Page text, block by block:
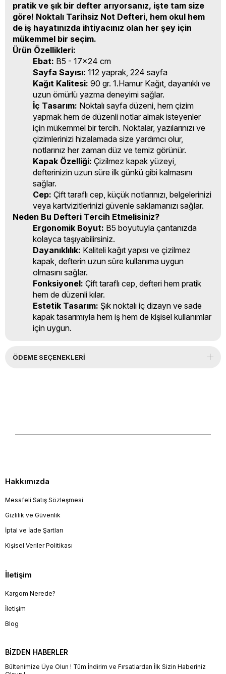
pratik ve şık bir defter arıyorsanız, işte tam size
göre! Noktalı Tarihsiz Not Defteri, hem okul hem
de iş hayatınızda ihtiyacınız olan her şey için
mükemmel bir seçim.
Ürün Özellikleri:
Ebat: B5 - 17x24 cm
Sayfa Sayısı: 112 yaprak, 224 sayfa
Kağıt Kalitesi: 90 gr. 1.Hamur Kağıt, dayanıklı ve
uzun ömürlü yazma deneyimi sağlar.
İç Tasarım: Noktalı sayfa düzeni, hem çizim
yapmak hem de düzenli notlar almak isteyenler
için mükemmel bir tercih. Noktalar, yazılarınızı ve
çizimlerinizi hizalamada size yardımcı olur,
notlarınız her zaman düz ve temiz görünür.
Kapak Özelliği: Çizilmez kapak yüzeyi,
defterinizin uzun süre ilk günkü gibi kalmasını
sağlar.
Cep: Çift taraflı cep, küçük notlarınızı, belgelerinizi
veya kartvizitlerinizi güvenle saklamanızı sağlar.
Neden Bu Defteri Tercih Etmelisiniz?
Ergonomik Boyut: B5 boyutuyla çantanızda
kolayca taşıyabilirsiniz.
Dayanıklılık: Kaliteli kağıt yapısı ve çizilmez
kapak, defterin uzun süre kullanıma uygun
olmasını sağlar.
Fonksiyonel: Çift taraflı cep, defteri hem pratik
hem de düzenli kılar.
Estetik Tasarım: Şık noktalı iç dizayn ve sade
kapak tasarımıyla hem iş hem de kişisel kullanımlar
için uygun.
ÖDEME SEÇENEKLERI
Hakkımızda
Mesafeli Satış Sözleşmesi
Gizlilik ve Güvenlik
İptal ve İade Şartları
Kişisel Veriler Politikası
İletişim
Kargom Nerede?
İletişim
Blog
BİZDEN HABERLER
Bültenimize Üye Olun ! Tüm İndirim ve Fırsatlardan İlk Sizin Haberiniz